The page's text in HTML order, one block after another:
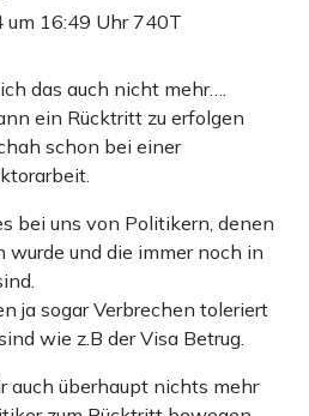
um 16:49 Uhr 740T
das auch nicht mehr….
ein Rücktritt zu erfolgen
schon bei einer
bei uns von Politikern, denen
wurde und die immer noch in
ja sogar Verbrechen toleriert
wie z.B der Visa Betrug.
auch überhaupt nichts mehr